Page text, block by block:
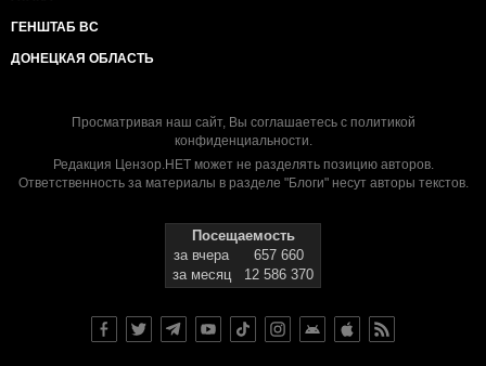
ГЕНШТАБ ВС
ДОНЕЦКАЯ ОБЛАСТЬ
Просматривая наш сайт, Вы соглашаетесь с политикой
конфиденциальности.
Редакция Цензор.НЕТ может не разделять позицию авторов.
Ответственность за материалы в разделе "Блоги" несут авторы текстов.
Посещаемость
за вчера
657 660
за месяц
12 586 370